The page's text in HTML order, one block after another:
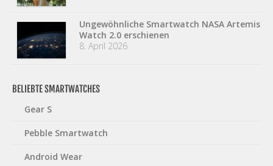
Ungewöhnliche Smartwatch NASA Artemis
Watch 2.0 erschienen
8. April 2026
BELIEBTE SMARTWATCHES
Gear S
Pebble Smartwatch
Android Wear